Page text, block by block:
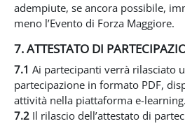
adempiute, se ancora possibile,
meno l’Evento di Forza Maggiore.
7. ATTESTATO DI
7.1 Ai partecipanti verrà rilasciato
partecipazione in formato PDF,
attività nella piattaforma e-learning.
7.2 Il rilascio dell’attestato di